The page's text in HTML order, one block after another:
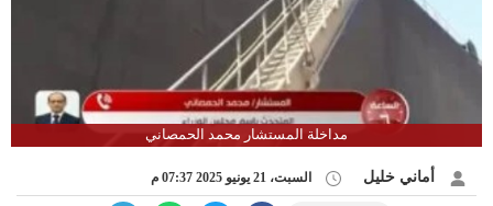
مداخلة المستشار محمد الحمصاني
أماني خليل السبت، 21 يونيو 2025 07:37 م